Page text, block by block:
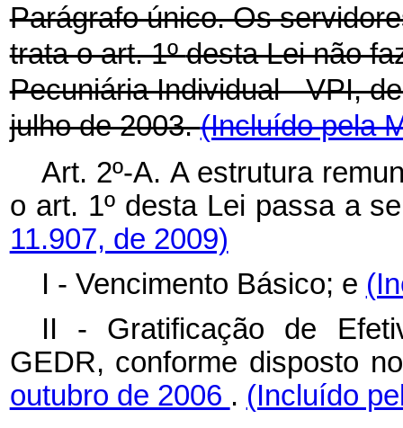
Parágrafo único. Os
trata o art. 1ºdesta Lei não
Pecuniária Individual - VPI,
julho de 2003.(Incluído pela
Art. 2º-A. A estrutura
o art. 1º desta Lei passa a
11.907, de 2009)
I - Vencimento Básico; e
II - Gratificação de
GEDR, conforme disposto
outubro de 2006 . (Incluído